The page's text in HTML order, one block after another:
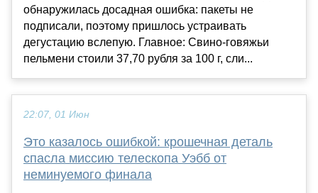
обнаружилась досадная ошибка: пакеты не
подписали, поэтому пришлось устраивать
дегустацию вслепую. Главное: Свино-говяжьи
пельмени стоили 37,70 рубля за 100 г, сли...
22:07, 01 Июн
Это казалось ошибкой: крошечная деталь
спасла миссию телескопа Уэбб от
неминуемого финала